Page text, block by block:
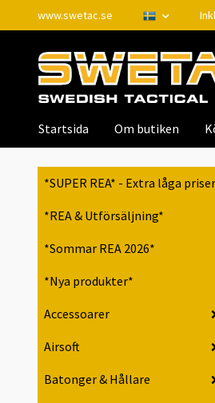
www.swetac.se
Startsida Om butiken
*SUPER REA* - Extra låga
*REA & Utförsäljning*
*Sommar REA 2026*
*Nya produkter*
Accessoarer
Airsoft
Batonger & Hållare